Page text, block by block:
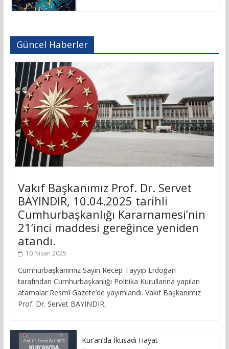
Güncel Haberler
Vakıf Başkanımız Prof. Dr. Servet
BAYINDIR, 10.04.2025 tarihli
Cumhurbaşkanlığı Kararnamesi’nin
21’inci maddesi gereğince yeniden
atandı.
10 Nisan 2025
Cumhurbaşkanımız Sayın Recep Tayyip Erdoğan
tarafından Cumhurbaşkanlığı Politika Kurullarına yapılan
atamalar Resmî Gazete’de yayımlandı. Vakıf Başkanımız
Prof. Dr. Servet BAYINDIR,
Kur’an’da İktisadi Hayat